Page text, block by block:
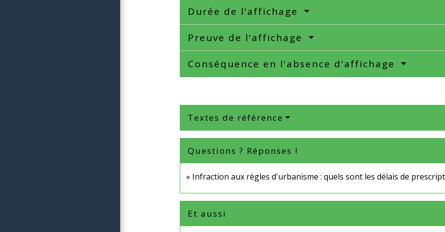
Durée de l'affichage
Preuve de l'affichage
Conséquence en l'absence d'affichage
Textes de référence
Questions ? Réponses !
Infraction aux règles d'urbanisme : quels sont les délais de
Et aussi